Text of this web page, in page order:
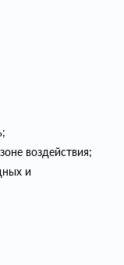
воздействия;
и